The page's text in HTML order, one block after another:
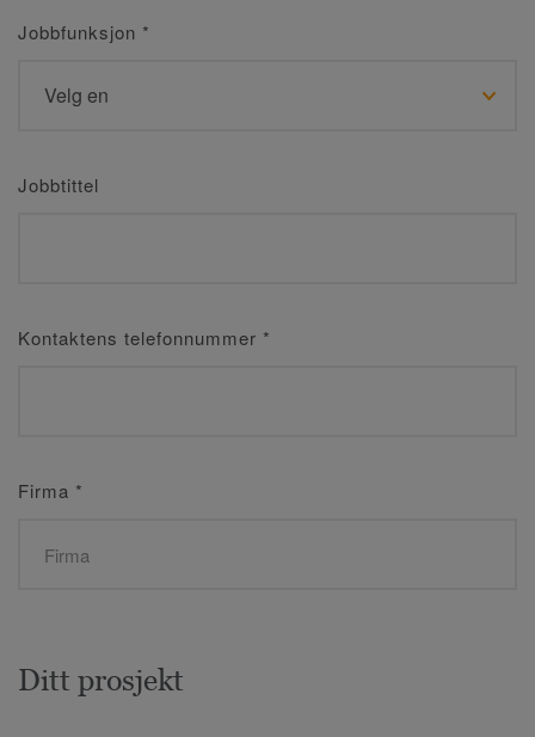
Jobbfunksjon *
Jobbtittel
Kontaktens telefonnummer *
Firma *
Ditt prosjekt